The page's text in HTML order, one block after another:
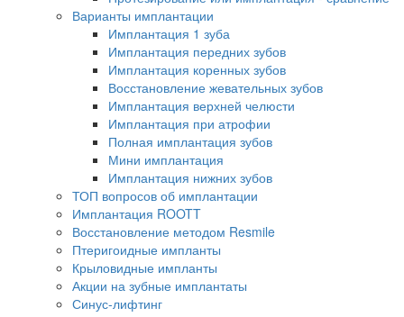
Варианты имплантации
Имплантация 1 зуба
Имплантация передних зубов
Имплантация коренных зубов
Восстановление жевательных зубов
Имплантация верхней челюсти
Имплантация при атрофии
Полная имплантация зубов
Мини имплантация
Имплантация нижних зубов
ТОП вопросов об имплантации
Имплантация ROOTT
Восстановление методом Resmile
Птеригоидные импланты
Крыловидные импланты
Акции на зубные имплантаты
Синус-лифтинг